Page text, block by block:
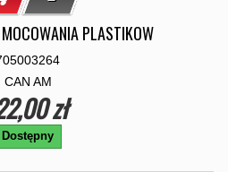
PLASTIKOW
CAN AM
zł
Dostępny